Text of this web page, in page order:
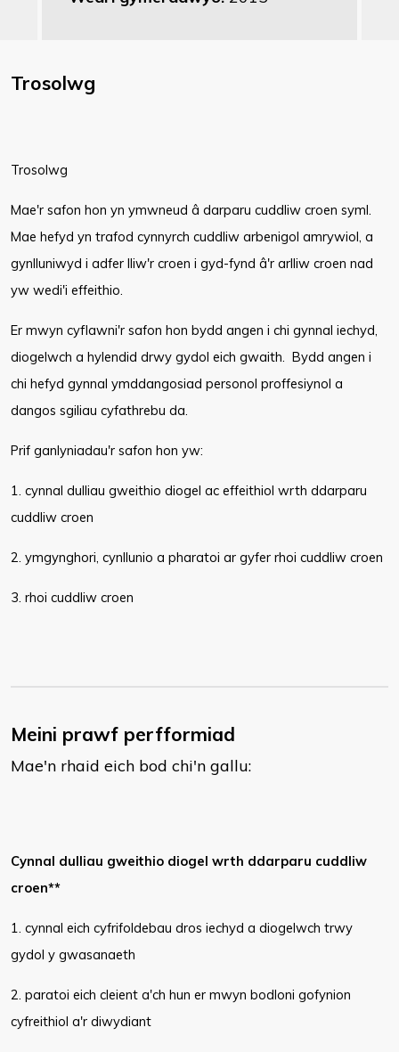
Trosolwg
Trosolwg
Mae'r safon hon yn ymwneud â darparu cuddliw croen syml.
Mae hefyd yn trafod cynnyrch cuddliw arbenigol amrywiol, a
gynlluniwyd i adfer lliw'r croen i gyd-fynd â'r arlliw croen nad
yw wedi'i effeithio.
Er mwyn cyflawni'r safon hon bydd angen i chi gynnal iechyd,
diogelwch a hylendid drwy gydol eich gwaith. Bydd angen i
chi hefyd gynnal ymddangosiad personol proffesiynol a
dangos sgiliau cyfathrebu da.
Prif ganlyniadau'r safon hon yw:
1. cynnal dulliau gweithio diogel ac effeithiol wrth ddarparu
cuddliw croen
2. ymgynghori, cynllunio a pharatoi ar gyfer rhoi cuddliw croen
3. rhoi cuddliw croen
Meini prawf perfformiad
Mae'n rhaid eich bod chi'n gallu:
Cynnal dulliau gweithio diogel wrth ddarparu cuddliw
croen**
1. cynnal eich cyfrifoldebau dros iechyd a diogelwch trwy
gydol y gwasanaeth
2. paratoi eich cleient a'ch hun er mwyn bodloni gofynion
cyfreithiol a'r diwydiant